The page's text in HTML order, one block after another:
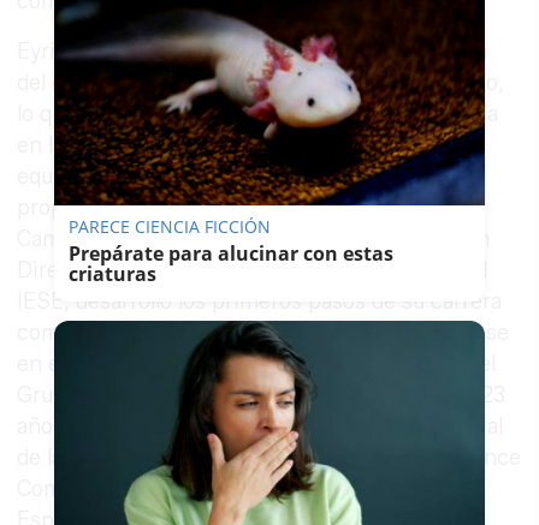
Eyriès (Madrid, 1958) llega al cargo desde fuera
del entramado accionarial tradicional de Vocento,
lo que representa una novedad en una compañía
en la que históricamente ha resultado complejo
equilibrar los intereses de sus distintas familias
propietarias. Licenciado en Ingeniería de
Caminos, Canales y Puertos y con un Máster en
Dirección y Administración de Empresas por el
IESE, desarrolló los primeros pasos de su carrera
como consultor en McKinsey antes de adentrarse
en el sector asegurador. Fue director general del
Grupo Caser entre 2002 y 2025, un periodo de 23
años, y anteriormente ocupó la dirección general
de la división española de American Life Insurance
Company y la CEO de Royal & Sun Alliance
PARECE CIENCIA FICCIÓN
Prepárate para alucinar con estas
criaturas